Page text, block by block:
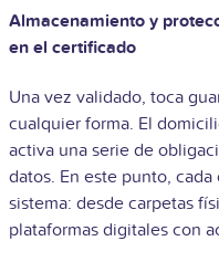
Almacenamiento y
en el certificado
Una vez validado, toca
cualquier forma. El
activa una serie de
datos. En este punto,
sistema: desde carpetas
plataformas digitales con